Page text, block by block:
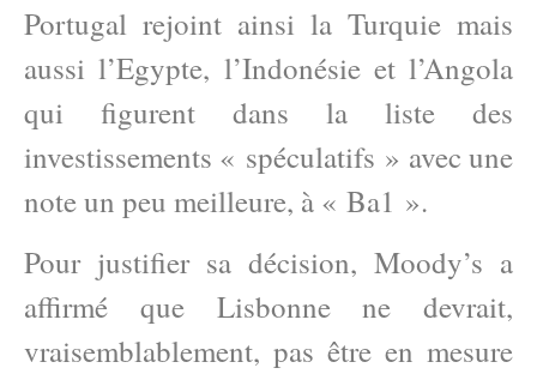
Portugal rejoint ainsi la Turquie mais
aussi l’Egypte, l’Indonésie et l’Angola
qui figurent dans la liste des
investissements « spéculatifs » avec une
note un peu meilleure, à « Ba1 ».
Pour justifier sa décision, Moody’s a
affirmé que Lisbonne ne devrait,
vraisemblablement, pas être en mesure